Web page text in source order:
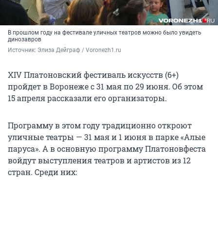
В прошлом году на фестивале уличных театров можно было увидеть
динозавров
Источник: Элиза Дейграф / Voronezh1.ru
XIV Платоновский фестиваль искусств (6+)
пройдет в Воронеже с 31 мая по 29 июня. Об этом
15 апреля рассказали его организаторы.
Программу в этом году традиционно откроют
уличные театры — 31 мая и 1 июня в парке «Алые
паруса». А в основную программу Платоновфеста
войдут выступления театров и артистов из 12
стран. Среди них: